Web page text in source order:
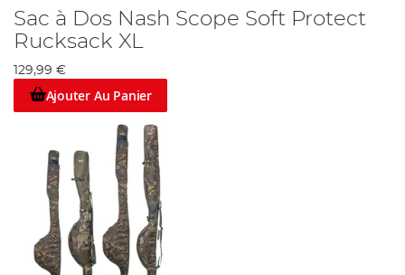
Sac à Dos Nash Scope Soft Protect
Rucksack XL
129,99 €
Ajouter Au Panier